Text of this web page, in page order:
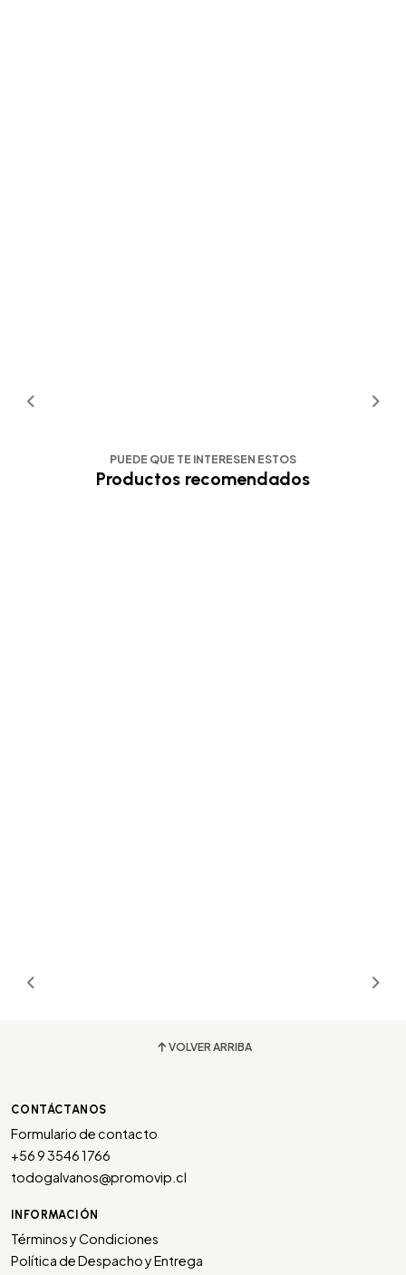
PUEDE QUE TE INTERESEN ESTOS
Productos recomendados
VOLVER ARRIBA
CONTÁCTANOS
Formulario de contacto
+56 9 3546 1766
todogalvanos@promovip.cl
INFORMACIÓN
Términos y Condiciones
Política de Despacho y Entrega